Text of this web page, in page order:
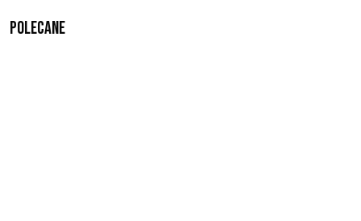
Polecane